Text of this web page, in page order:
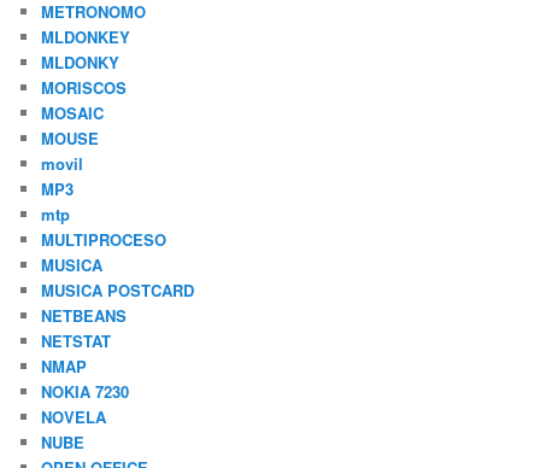
METRONOMO
MLDONKEY
MLDONKY
MORISCOS
MOSAIC
MOUSE
movil
MP3
mtp
MULTIPROCESO
MUSICA
MUSICA POSTCARD
NETBEANS
NETSTAT
NMAP
NOKIA 7230
NOVELA
NUBE